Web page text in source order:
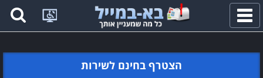
פתח
תפריט
הצטרף בחינם לשירות